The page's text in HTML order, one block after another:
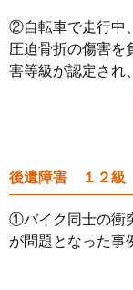
②自転車で走行中
圧迫骨折の傷害を
害等級が認定され
後遺障害 １２級
①バイク同士の衝
が問題となった事